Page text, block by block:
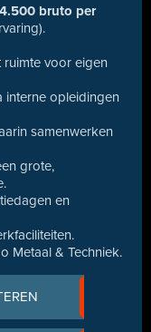
bruto per
ruimte voor eigen
interne opleidingen
samenwerken
grote,
en
Metaal & Techniek.